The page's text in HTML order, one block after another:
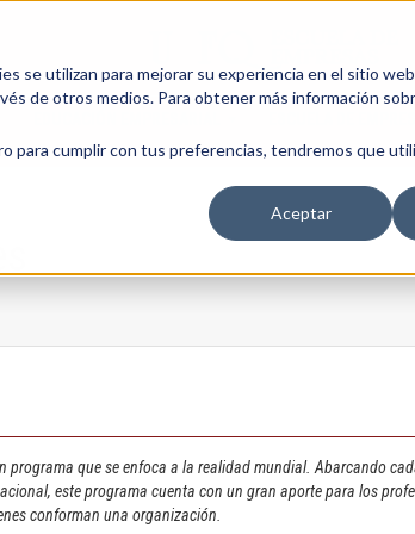
se utilizan para mejorar su experiencia en el sitio
de otros medios. Para obtener más información
cumplir con tus preferencias, tendremos que
Aceptar
programa que se enfoca a la realidad mundial. Abarcando
este programa cuenta con un gran aporte para los
conforman una organización.